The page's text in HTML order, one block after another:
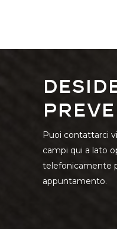
Puoi contattarci
campi qui a lato
telefonicamente
appuntamento.